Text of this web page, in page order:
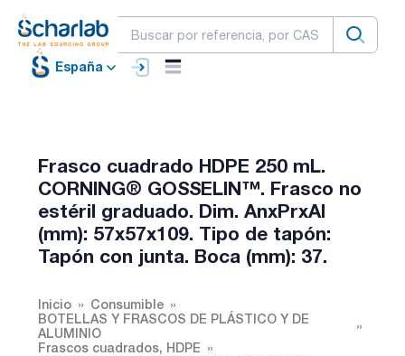
España
Frasco cuadrado HDPE 250 mL.
CORNING® GOSSELIN™. Frasco no
estéril graduado. Dim. AnxPrxAl
(mm): 57x57x109. Tipo de tapón:
Tapón con junta. Boca (mm): 37.
Inicio
Consumible
BOTELLAS Y FRASCOS DE PLÁSTICO Y DE
ALUMINIO
Frascos cuadrados, HDPE